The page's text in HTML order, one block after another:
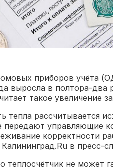
приборов учёта
выросла в полтора-два
такое увеличение
рассчитывается
передают управляющие
корректности
в пресс-
теплосчётчик не может